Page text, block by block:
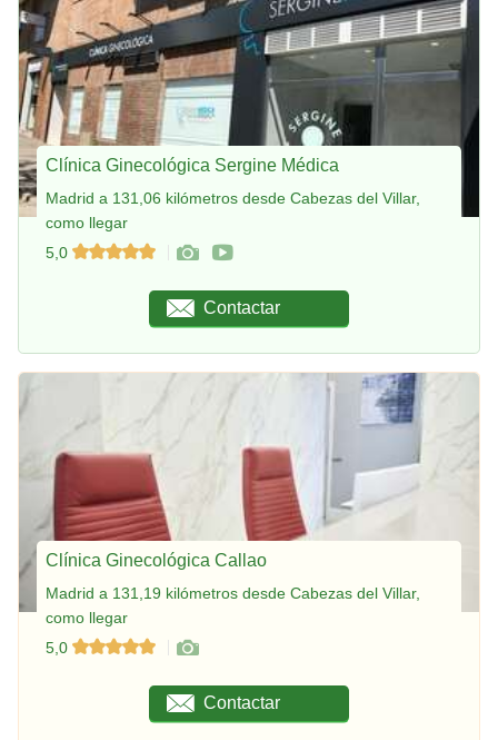
Clínica Ginecológica Sergine Médica
Madrid a 131,06 kilómetros desde Cabezas del Villar,
como llegar
5,0
Contactar
Clínica Ginecológica Callao
Madrid a 131,19 kilómetros desde Cabezas del Villar,
como llegar
5,0
Contactar